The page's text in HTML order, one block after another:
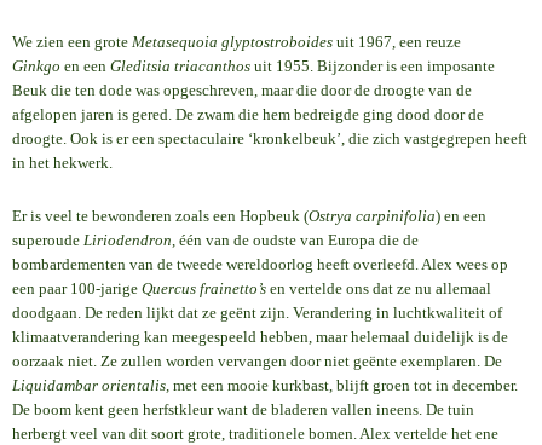
We zien een grote Metasequoia glyptostroboides uit 1967, een reuze
Ginkgo en een Gleditsia triacanthos uit 1955. Bijzonder is een imposante
Beuk die ten dode was opgeschreven, maar die door de droogte van de
afgelopen jaren is gered. De zwam die hem bedreigde ging dood door de
droogte. Ook is er een spectaculaire ‘kronkelbeuk’, die zich vastgegrepen heeft
in het hekwerk.
Er is veel te bewonderen zoals een Hopbeuk (Ostrya carpinifolia) en een
superoude Liriodendron, één van de oudste van Europa die de
bombardementen van de tweede wereldoorlog heeft overleefd. Alex wees op
een paar 100-jarige Quercus frainetto’s en vertelde ons dat ze nu allemaal
doodgaan. De reden lijkt dat ze geënt zijn. Verandering in luchtkwaliteit of
klimaatverandering kan meegespeeld hebben, maar helemaal duidelijk is de
oorzaak niet. Ze zullen worden vervangen door niet geënte exemplaren. De
Liquidambar orientalis, met een mooie kurkbast, blijft groen tot in december.
De boom kent geen herfstkleur want de bladeren vallen ineens. De tuin
herbergt veel van dit soort grote, traditionele bomen. Alex vertelde het ene